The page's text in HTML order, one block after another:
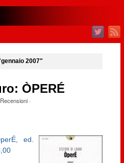
2007"
ÒPERÉ
Recensioni·
ed.